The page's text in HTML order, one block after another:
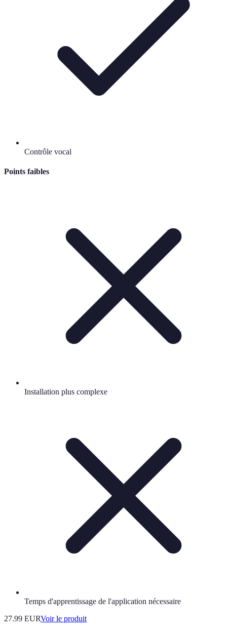
Contrôle vocal
Points faibles
Installation plus complexe
Temps d'apprentissage de l'application nécessaire
27.99 EURVoir le produit